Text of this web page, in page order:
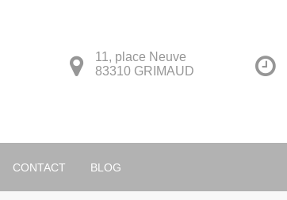
11, place Neuve
83310 GRIMAUD
CONTACT BLOG